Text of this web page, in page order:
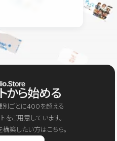
から始める
別ごとに400を超える
をご用意しています。
築したい方はこちら。